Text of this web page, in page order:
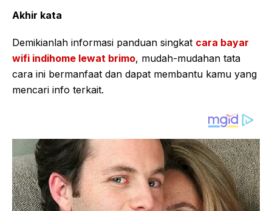
Akhir kata
Demikianlah informasi panduan singkat cara bayar
wifi indihome lewat brimo, mudah-mudahan tata
cara ini bermanfaat dan dapat membantu kamu yang
mencari info terkait.